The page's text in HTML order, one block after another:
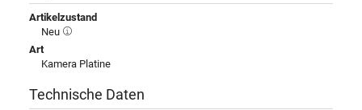
Artikelzustand
Neu
Art
Kamera Platine
Technische Daten